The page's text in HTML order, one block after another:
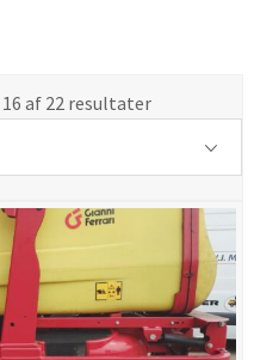
16 af 22 resultater